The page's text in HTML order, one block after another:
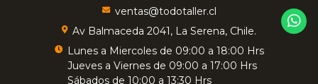
ventas@todotaller.cl
Av Balmaceda 2041, La Serena, Chile.
Lunes a Miercoles de 09:00 a 18:00 Hrs
Jueves a Viernes de 09:00 a 17:00 Hrs
Sábados de 10:00 a 13:30 Hrs